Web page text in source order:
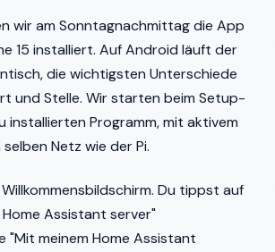
wir am Sonntagnachmittag die App
15 installiert. Auf Android läuft der
die wichtigsten Unterschiede
und Stelle. Wir starten beim Setup-
installierten Programm, mit aktivem
selben Netz wie der Pi.
Du tippst auf
Assistant server"
"Mit meinem Home Assistant